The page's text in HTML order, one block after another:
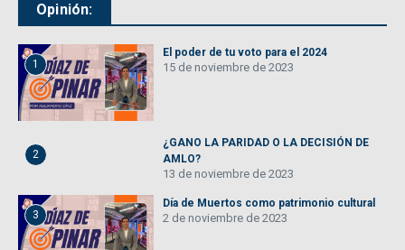
Opinión:
1
El poder de tu voto para el 2024
15 de noviembre de 2023
2
¿GANO LA PARIDAD O LA DECISIÓN DE
AMLO?
13 de noviembre de 2023
3
Día de Muertos como patrimonio cultural
2 de noviembre de 2023